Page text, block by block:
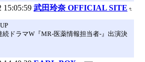
15:05:59 武田玲奈 OFFICIAL SITE
続ドラマW『MR-医薬情報担当者-』出演決